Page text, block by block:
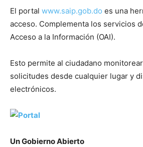
El portal www.saip.gob.do es una
acceso. Complementa los servicios
Acceso a la Información (OAI).
Esto permite al ciudadano
solicitudes desde cualquier lugar y
electrónicos.
Un Gobierno Abierto